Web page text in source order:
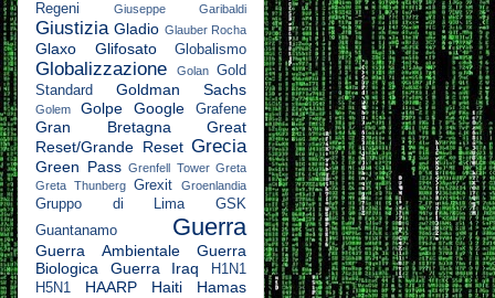
Regeni
Giuseppe Garibaldi
Giustizia Gladio Glauber Rocha
Glaxo Glifosato Globalismo
Globalizzazione Golan Gold
Standard
Goldman Sachs
Golem Golpe Google Grafene
Gran Bretagna
Great
Reset/Grande Reset Grecia
Green Pass Grenfell Tower Greta
Greta Thunberg Grexit Groenlandia
Gruppo di Lima
GSK
Guantanamo
Guerra
Guerra Ambientale
Guerra
Biologica
Guerra Iraq
H1N1
H5N1
HAARP Haiti Hamas